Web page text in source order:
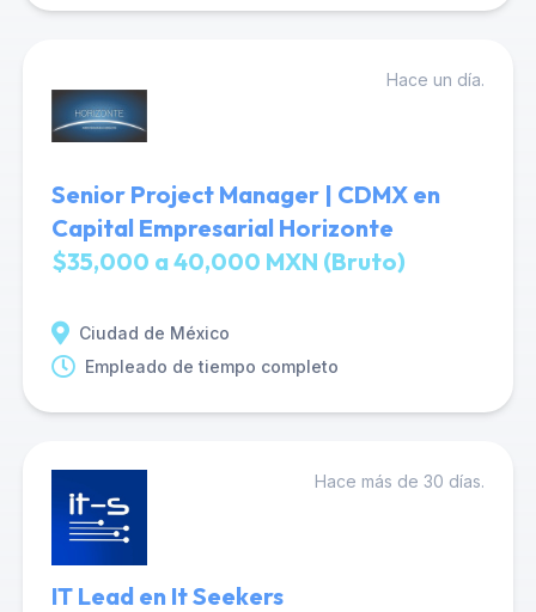
Hace un día.
Senior Project Manager | CDMX en
Capital Empresarial Horizonte
$35,000 a 40,000 MXN (Bruto)
Ciudad de México
Empleado de tiempo completo
Hace más de 30 días.
IT Lead en It Seekers